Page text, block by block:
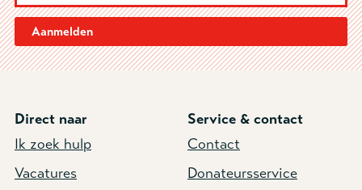
Aanmelden
Direct naar
Ik zoek hulp
Vacatures
Service & contact
Contact
Donateursservice